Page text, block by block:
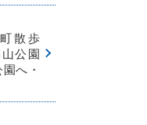
散歩
山公園
へ・